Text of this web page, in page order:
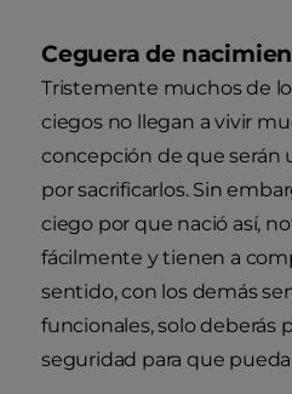
Ceguera de
Tristemente muchos de
ciegos no llegan a vivir
concepción de que serán
por sacrificarlos. Sin
ciego por que nació así,
fácilmente y tienen a
sentido, con los demás
funcionales, solo deberás
seguridad para que